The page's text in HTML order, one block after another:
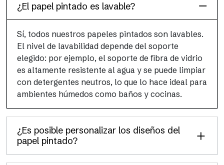
¿El papel pintado es lavable?
Sí, todos nuestros papeles pintados son lavables.
El nivel de lavabilidad depende del soporte
elegido: por ejemplo, el soporte de fibra de vidrio
es altamente resistente al agua y se puede limpiar
con detergentes neutros, lo que lo hace ideal para
ambientes húmedos como baños y cocinas.
¿Es posible personalizar los diseños del
papel pintado?